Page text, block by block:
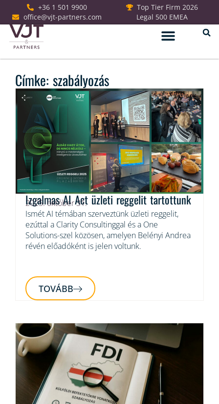
+36 1 501 9900
office@vjt-partners.com
Top Tier Firm 2026
Legal 500 EMEA
Címke: szabályozás
Izgalmas AI Act üzleti reggelit tartottunk
2025. október 31.
Ismét AI témában szerveztünk üzleti reggelit,
ezúttal a Clarity Consultinggal és a One
Solutions-szel közösen, amelyen Belényi Andrea
révén előadóként is jelen voltunk.
TOVÁBB